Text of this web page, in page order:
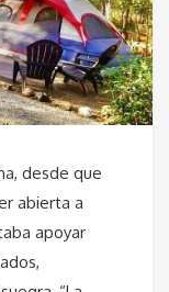
desde que
abierta a
apoyar